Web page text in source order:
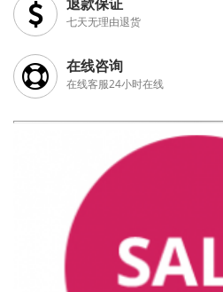
七天无理由退货
在线咨询
在线客服24小时在线